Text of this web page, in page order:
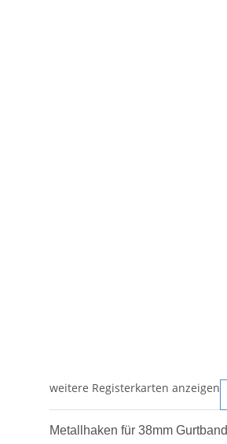
weitere Registerkarten anzeigen
Metallhaken für 38mm Gurtband